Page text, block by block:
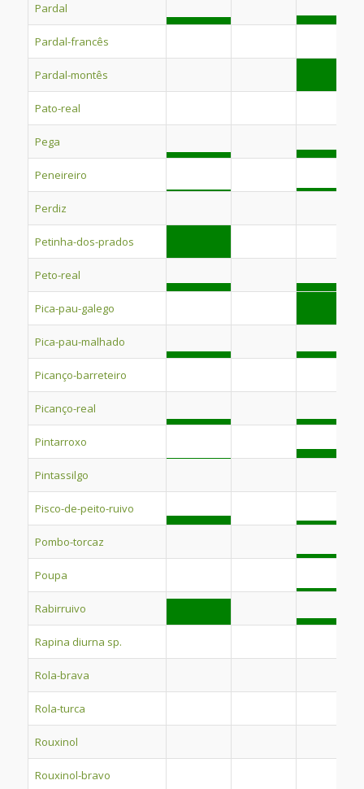
Pardal
Pardal-francês
Pardal-montês
Pato-real
Pega
Peneireiro
Perdiz
Petinha-dos-prados
Peto-real
Pica-pau-galego
Pica-pau-malhado
Picanço-barreteiro
Picanço-real
Pintarroxo
Pintassilgo
Pisco-de-peito-ruivo
Pombo-torcaz
Poupa
Rabirruivo
Rapina diurna sp.
Rola-brava
Rola-turca
Rouxinol
Rouxinol-bravo